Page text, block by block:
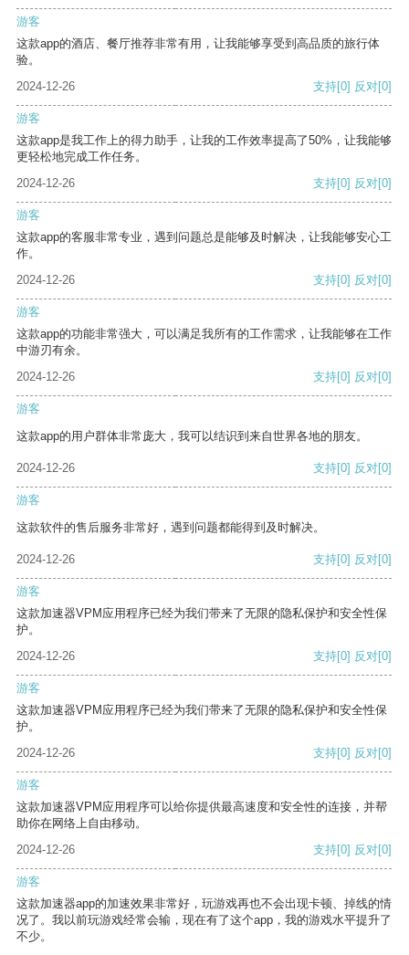
游客
这款app的酒店、餐厅推荐非常有用，让我能够享受到高品质的旅行体
验。
2024-12-26
支持[0] 反对[0]
游客
这款app是我工作上的得力助手，让我的工作效率提高了50%，让我能够
更轻松地完成工作任务。
2024-12-26
支持[0] 反对[0]
游客
这款app的客服非常专业，遇到问题总是能够及时解决，让我能够安心工
作。
2024-12-26
支持[0] 反对[0]
游客
这款app的功能非常强大，可以满足我所有的工作需求，让我能够在工作
中游刃有余。
2024-12-26
支持[0] 反对[0]
游客
这款app的用户群体非常庞大，我可以结识到来自世界各地的朋友。
2024-12-26 支持[0] 反对[0]
游客
这款软件的售后服务非常好，遇到问题都能得到及时解决。
2024-12-26 支持[0] 反对[0]
游客
这款加速器VPM应用程序已经为我们带来了无限的隐私保护和安全性保
护。
2024-12-26
支持[0] 反对[0]
游客
这款加速器VPM应用程序已经为我们带来了无限的隐私保护和安全性保
护。
2024-12-26
支持[0] 反对[0]
游客
这款加速器VPM应用程序可以给你提供最高速度和安全性的连接，并帮
助你在网络上自由移动。
2024-12-26
支持[0] 反对[0]
游客
这款加速器app的加速效果非常好，玩游戏再也不会出现卡顿、掉线的情
况了。我以前玩游戏经常会输，现在有了这个app，我的游戏水平提升了
不少。